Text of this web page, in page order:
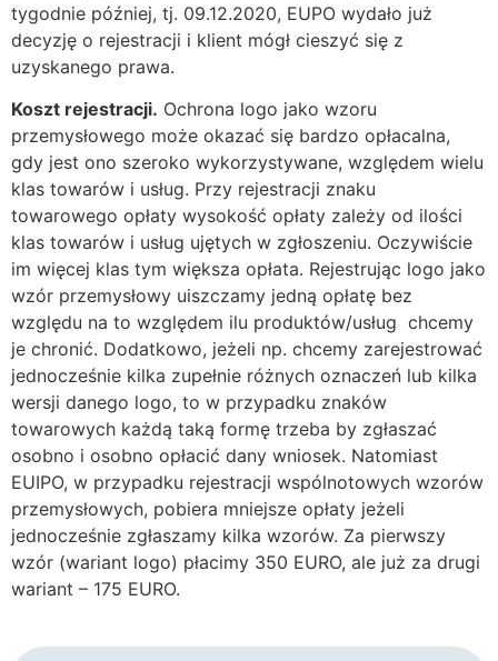
tygodnie później, tj. 09.12.2020, EUPO wydało już
decyzję o rejestracji i klient mógł cieszyć się z
uzyskanego prawa.
Koszt rejestracji. Ochrona logo jako wzoru
przemysłowego może okazać się bardzo opłacalna,
gdy jest ono szeroko wykorzystywane, względem wielu
klas towarów i usług. Przy rejestracji znaku
towarowego opłaty wysokość opłaty zależy od ilości
klas towarów i usług ujętych w zgłoszeniu. Oczywiście
im więcej klas tym większa opłata. Rejestrując logo jako
wzór przemysłowy uiszczamy jedną opłatę bez
względu na to względem ilu produktów/usług chcemy
je chronić. Dodatkowo, jeżeli np. chcemy zarejestrować
jednocześnie kilka zupełnie różnych oznaczeń lub kilka
wersji danego logo, to w przypadku znaków
towarowych każdą taką formę trzeba by zgłaszać
osobno i osobno opłacić dany wniosek. Natomiast
EUIPO, w przypadku rejestracji wspólnotowych wzorów
przemysłowych, pobiera mniejsze opłaty jeżeli
jednocześnie zgłaszamy kilka wzorów. Za pierwszy
wzór (wariant logo) płacimy 350 EURO, ale już za drugi
wariant – 175 EURO.